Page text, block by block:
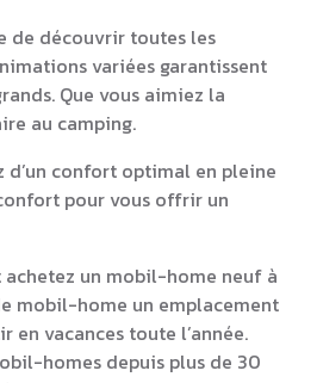
de découvrir toutes les
variées garantissent
Que vous aimiez la
au camping.
confort optimal en pleine
pour vous offrir un
un mobil-home neuf à
mobil-home un emplacement
vacances toute l’année.
homes depuis plus de 30